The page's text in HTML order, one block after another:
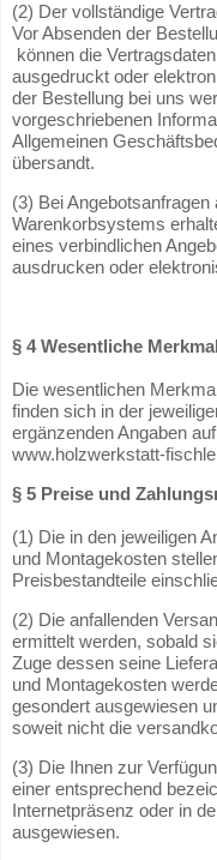
(2) Der vollständige
Vor Absenden der
können die
ausgedruckt oder
der Bestellung bei uns
vorgeschriebenen
Allgemeinen
übersandt.
(3) Bei
Warenkorbsystems
eines verbindlichen
ausdrucken oder
§ 4 Wesentliche
Die wesentlichen
finden sich in der
ergänzenden Angaben
www.holzwerkstatt-
§ 5 Preise und
(1) Die in den jeweiligen
und Montagekosten
Preisbestandteile
(2) Die anfallenden
ermittelt werden, sobald
Zuge dessen seine
und Montagekosten
gesondert ausgewiesen
soweit nicht die
(3) Die Ihnen zur
einer entsprechend
Internetpräsenz oder in
ausgewiesen.